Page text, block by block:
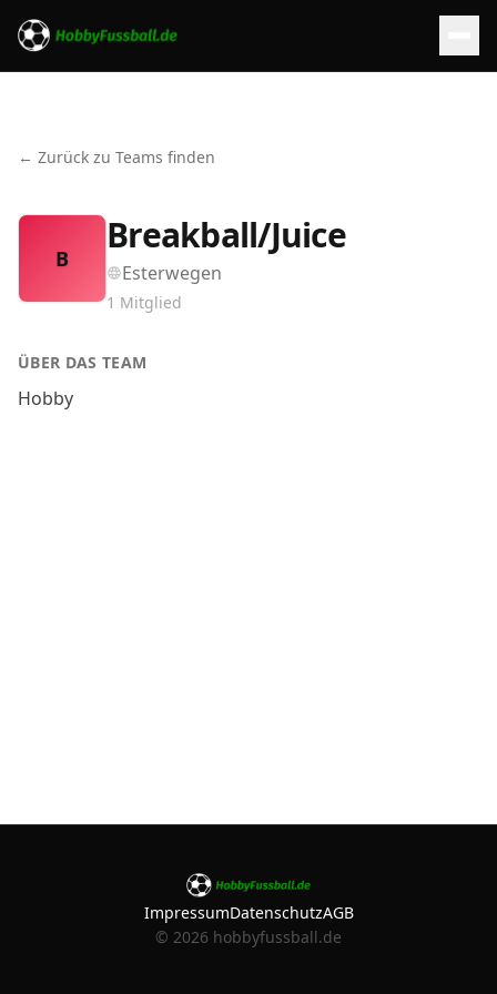
← Zurück zu Teams finden
B
Breakball/Juice
Esterwegen
1 Mitglied
ÜBER DAS TEAM
Hobby
ImpressumDatenschutzAGB
© 2026 hobbyfussball.de